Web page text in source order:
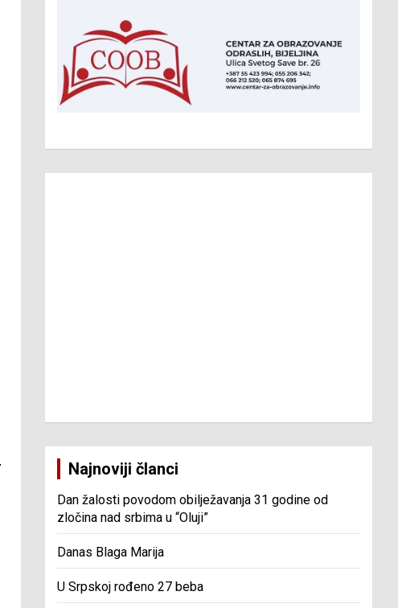
Najnoviji članci
Dan žalosti povodom obilježavanja 31 godine od
zločina nad srbima u “Oluji”
Danas Blaga Marija
U Srpskoj rođeno 27 beba